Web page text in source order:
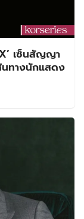
เซ็นสัญญา
นทางนักแสดง